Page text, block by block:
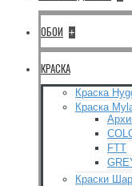
ОБОИ +
КРАСКА
Краска
Краска
FTT
Краски